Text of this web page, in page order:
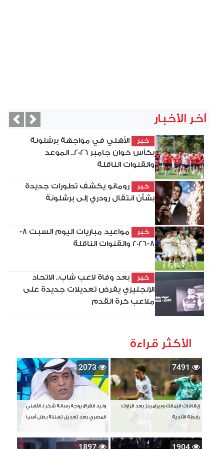
آخر الأخبار
خبر
الأهلي في مواجهة برشلونة
بكأس خوان جامبر 2026.. الموعد
والقنوات الناقلة
خبر
رومانو يكشف تطورات جديدة
بشأن انتقال رودري إلى برشلونة
خبر
مواعيد مباريات اليوم السبت 8-
8-2026 والقنوات الناقلة
خبر
بعد وفاة لاعب شاب.. الاتحاد
الإنجليزي يفرض تعديلات جديدة على
ملاعب كرة القدم
Next
الأكثر قراءة
7491
إيقافات الزمالك وبيراميدز بعد قرارات
رابطة الأندية
2073
وليد الفراج يوجه رسالة شكر لـ الأهلي
المصري بعد تعديل تهنئة بطل آسيا
1904
1897